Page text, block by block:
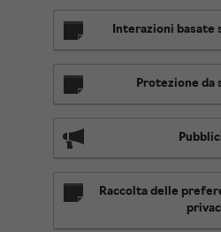
Interazioni basate
Protezione da
Raccolta delle